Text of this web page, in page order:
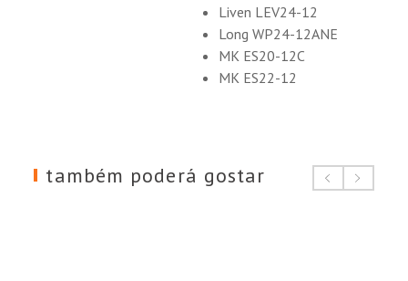
Liven LEV24-12
Long WP24-12ANE
MK ES20-12C
MK ES22-12
também poderá gostar